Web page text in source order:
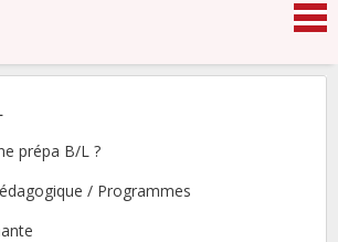
prépa B/L ?
/ Programmes